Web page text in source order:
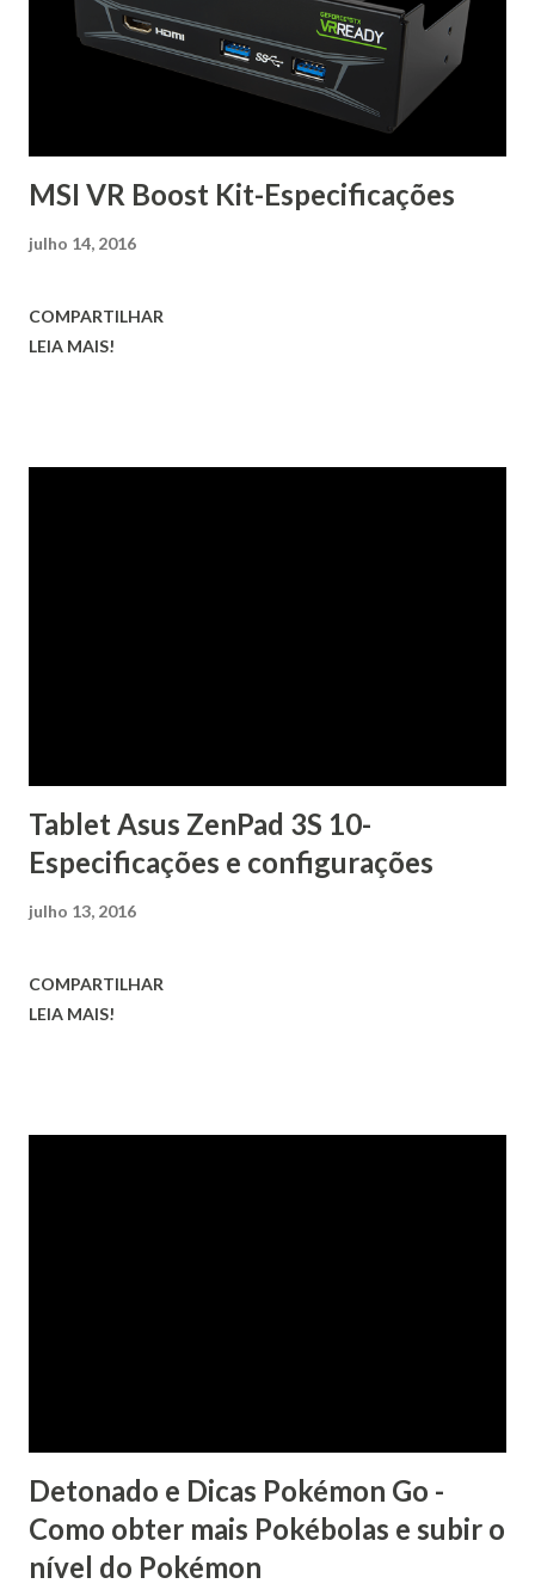
MSI VR Boost Kit-Especificações
julho 14, 2016
COMPARTILHAR
LEIA MAIS!
Tablet Asus ZenPad 3S 10-
Especificações e configurações
julho 13, 2016
COMPARTILHAR
LEIA MAIS!
Detonado e Dicas Pokémon Go -
Como obter mais Pokébolas e subir o
nível do Pokémon